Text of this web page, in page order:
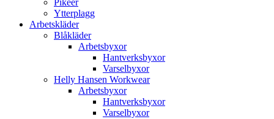
Pikéer
Ytterplagg
Arbetskläder
Blåkläder
Arbetsbyxor
Hantverksbyxor
Varselbyxor
Helly Hansen Workwear
Arbetsbyxor
Hantverksbyxor
Varselbyxor